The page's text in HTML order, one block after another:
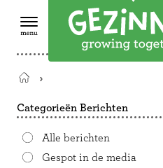
Terug
de
startpagina
Categorieën Berichten
Alle berichten
Gespot in de media